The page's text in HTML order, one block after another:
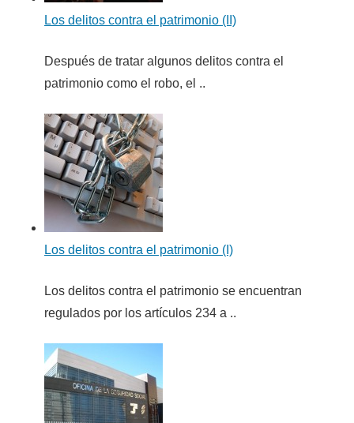
Los delitos contra el patrimonio (II)
Después de tratar algunos delitos contra el
patrimonio como el robo, el ..
Los delitos contra el patrimonio (I)
Los delitos contra el patrimonio se encuentran
regulados por los artículos 234 a ..